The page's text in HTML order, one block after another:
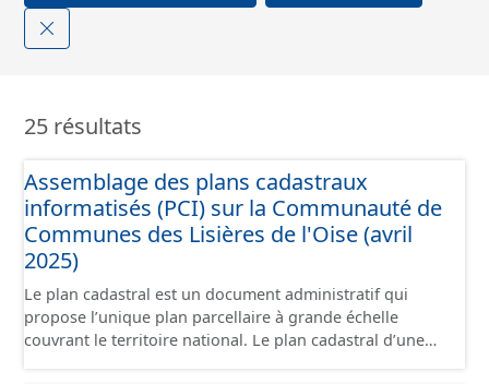
25 résultats
Assemblage des plans cadastraux
informatisés (PCI) sur la Communauté de
Communes des Lisières de l'Oise (avril
2025)
Le plan cadastral est un document administratif qui
propose l’unique plan parcellaire à grande échelle
couvrant le territoire national. Le plan cadastral d’une